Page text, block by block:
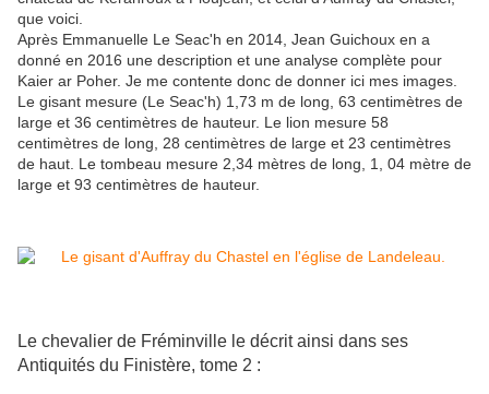
que voici.
Après Emmanuelle Le Seac'h en 2014, Jean Guichoux en a
donné en 2016 une description et une analyse complète pour
Kaier ar Poher. Je me contente donc de donner ici mes images.
Le gisant mesure (Le Seac'h) 1,73 m de long, 63 centimètres de
large et 36 centimètres de hauteur. Le lion mesure 58
centimètres de long, 28 centimètres de large et 23 centimètres
de haut. Le tombeau mesure 2,34 mètres de long, 1, 04 mètre de
large et 93 centimètres de hauteur.
Le chevalier de Fréminville le décrit ainsi dans ses
Antiquités du Finistère, tome 2 :